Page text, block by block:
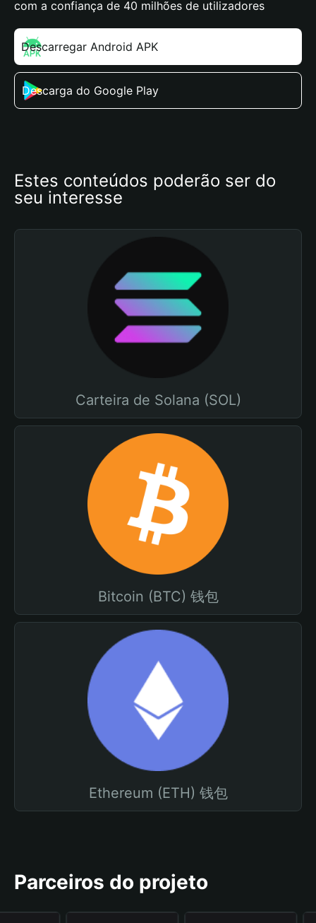
com a confiança de 40 milhões de utilizadores
Descarregar Android APK
Descarga do Google Play
Estes conteúdos poderão ser do
seu interesse
Carteira de Solana (SOL)
Bitcoin (BTC) 钱包
Ethereum (ETH) 钱包
Parceiros do projeto